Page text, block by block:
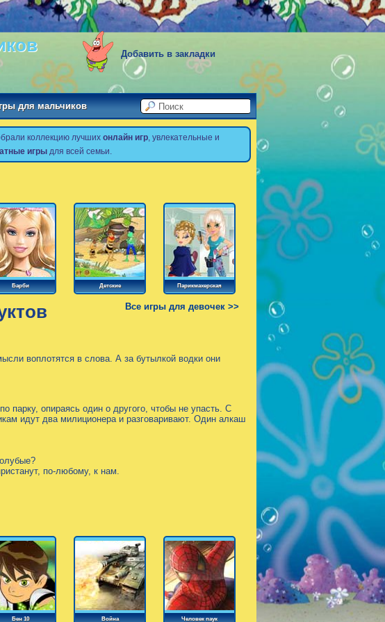
Добавить в закладки
для мальчиков
коллекцию лучших онлайн игр, увлекательные и
игры для всей семьи.
Барби Детские Парикмахерская
Все игры для девочек >>
воплотятся в слова. А за бутылкой водки они
парку, опираясь один о другого, чтобы не упасть. С
идут два милиционера и разговаривают. Один алкаш
по-любому, к нам.
Бен 10 Война Человек паук